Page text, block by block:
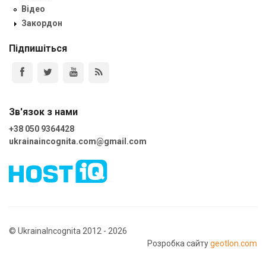
Відео
Закордон
Підпишіться
Зв'язок з нами
+38 050 9364428
ukrainaincognita.com@gmail.com
© UkrainaIncognita 2012 - 2026
Розробка сайтуgeotlon.com